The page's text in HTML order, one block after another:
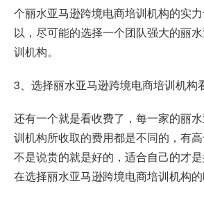
个丽水亚马逊跨境电商培训机构的实
以，尽可能的选择一个团队强大的丽
训机构。
3、选择丽水亚马逊跨境电商培训机构
还有一个就是看收费了，每一家的丽
训机构所收取的费用都是不同的，有
不是说贵的就是好的，适合自己的才
在选择丽水亚马逊跨境电商培训机构的